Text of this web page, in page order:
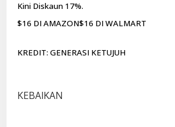
Kini Diskaun 17%.
$16 DI AMAZON$16 DI WALMART
KREDIT: GENERASI KETUJUH
KEBAIKAN